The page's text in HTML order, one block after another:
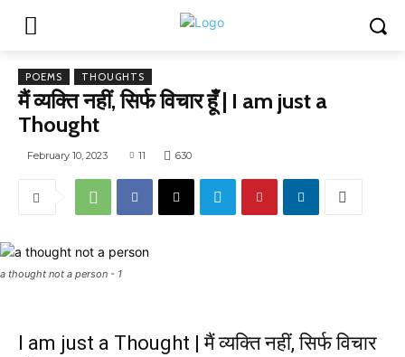
POEMS THOUGHTS
मैं व्यक्ति नहीं, सिर्फ विचार हूँ | I am just a
Thought
February 10, 2023 11 630
a thought not a person - 1
I am just a Thought | मैं व्यक्ति नहीं, सिर्फ विचार